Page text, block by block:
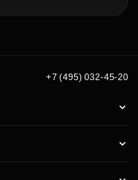
+7 (495) 032-45-20